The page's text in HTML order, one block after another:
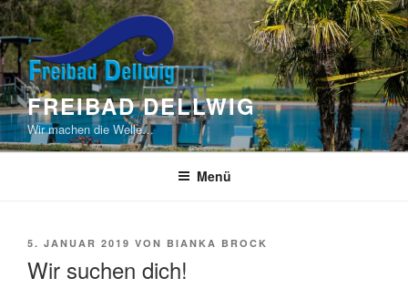
Zum
Inhalt
springen
FREIBAD DELLWIG
Wir machen die Welle…
Menü
VERÖFFENTLICHT
5. JANUAR 2019 VON BIANKA BROCK
Wir suchen dich!